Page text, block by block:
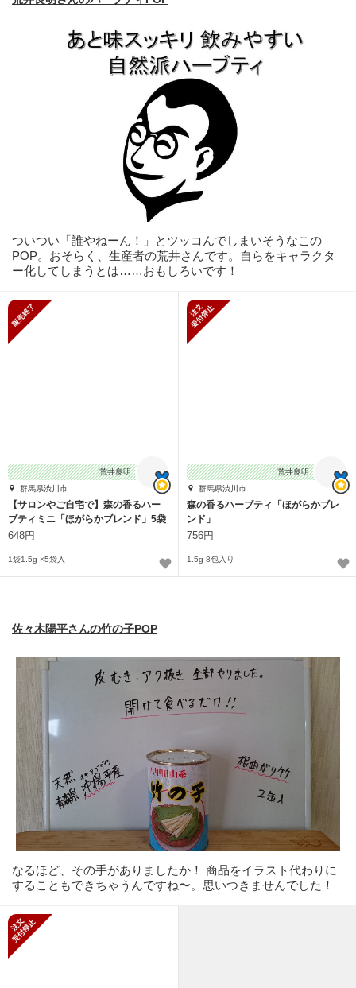
ついつい「誰やねーん！」とツッコんでしまいそうなこの
POP。おそらく、生産者の荒井さんです。自らをキャラクタ
ー化してしまうとは……おもしろいです！
荒井良明
群馬県渋川市
【サロンやご自宅で】森の香るハー
ブティミニ「ほがらかブレンド」5袋
セット
648円
1袋1.5g ×5袋入
荒井良明
群馬県渋川市
森の香るハーブティ「ほがらかブレ
ンド」
756円
1.5g 8包入り
佐々木陽平さんの竹の子POP
なるほど、その手がありましたか！ 商品をイラスト代わりに
することもできちゃうんですね〜。思いつきませんでした！